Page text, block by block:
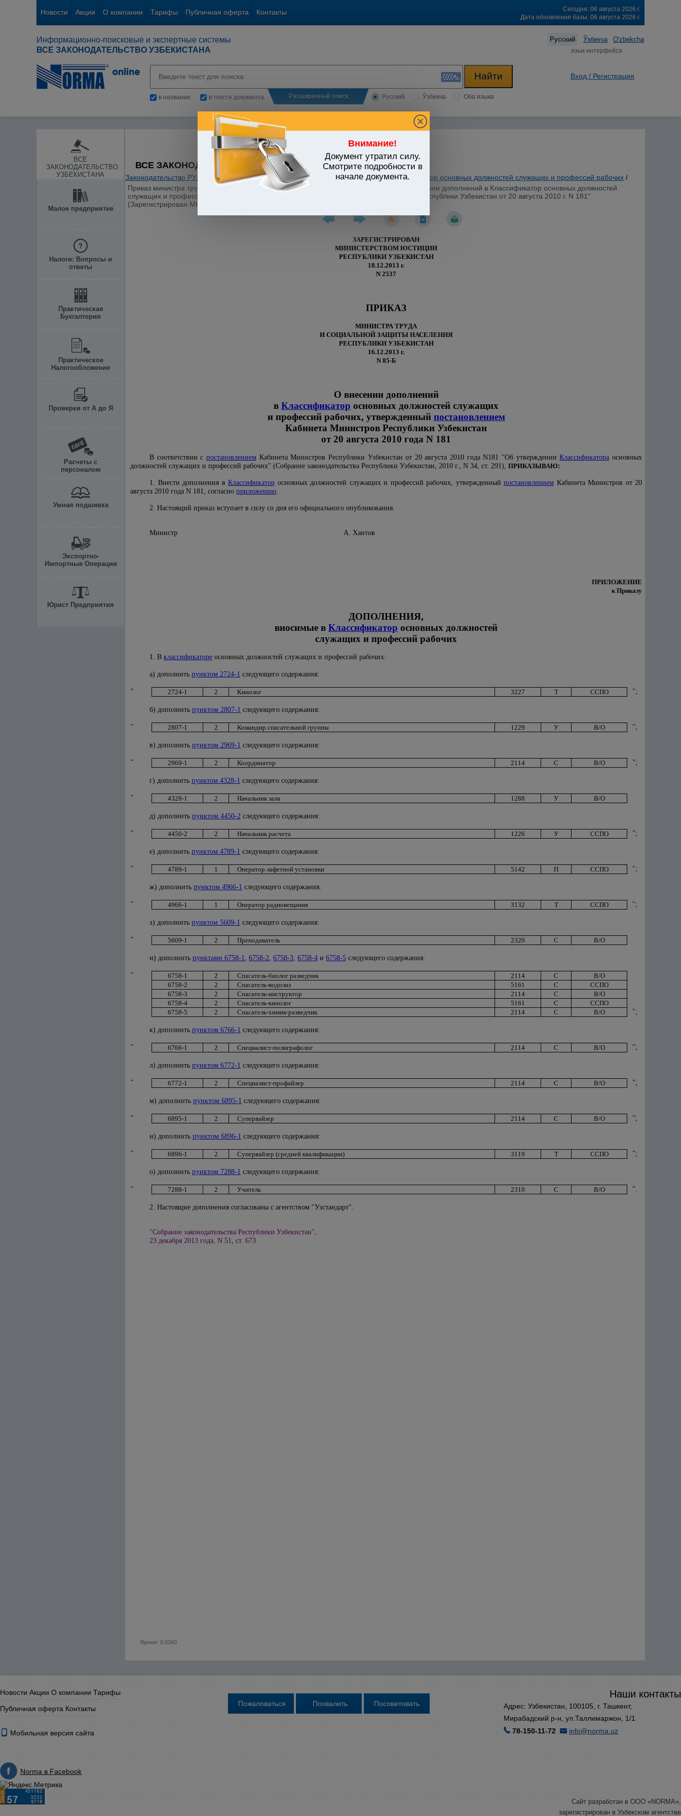
Новости Акции О компании Тарифы Публичная оферта Контакты
Сегодня: 06 августа 2026 г.
Дата обновления базы: 06 августа 2026 г.
Информационно-поисковые и экспертные системы
ВСЕ ЗАКОНОДАТЕЛЬСТВО УЗБЕКИСТАНА
Русский Ўзбекча O'zbekcha
язык интерфейса
в названии в тексте документа Расширенный поиск Русский Ўзбекча Оба языка
Вход / Регистрация
ВСЕ
ЗАКОНОДАТЕЛЬСТВО
УЗБЕКИСТАНА
Малое предприятие
Налоги: Вопросы и
ответы
Практическая
Бухгалтерия
Практическое
Налогообложение
Проверки от А до Я
Расчеты с
персоналом
Умная подшивка
Экспортно-
Импортные Операции
Юрист Предприятия
Внимание!
Документ утратил силу.
Смотрите подробности в
начале документа.
ВСЕ ЗАКОНОДАТЕЛЬСТВО УЗБЕКИСТАНА
Законодательство РУз Труд и занятость населения / Утратившие силу акты/ Классификатор основных должностей служащих и профессий рабочих /
Приказ министра труда и социальной защиты населения от 16.12.2013 г. N 85-Б "О внесении дополнений в Классификатор основных должностей
служащих и профессий рабочих, утвержденный постановлением Кабинета Министров Республики Узбекистан от 20 августа 2010 г. N 181"
(Зарегистрирован МЮ 18.12.2013 г. N 2537)
ЗАРЕГИСТРИРОВАН
МИНИСТЕРСТВОМ ЮСТИЦИИ
РЕСПУБЛИКИ УЗБЕКИСТАН
18.12.2013 г.
N 2537
ПРИКАЗ
МИНИСТРА ТРУДА
И СОЦИАЛЬНОЙ ЗАЩИТЫ НАСЕЛЕНИЯ
РЕСПУБЛИКИ УЗБЕКИСТАН
16.12.2013 г.
N 85-Б
О внесении дополнений
в Классификатор основных должностей служащих
и профессий рабочих, утвержденный постановлением
Кабинета Министров Республики Узбекистан
от 20 августа 2010 года N 181
В соответствии с постановлениемКабинета Министров Республики Узбекистан от 20 августа 2010 года N181 "Об утвержденииКлассификатора основных
должностей служащих и профессий рабочих" (Собрание законодательства Республики Узбекистан, 2010 г., N 34, ст. 291), ПРИКАЗЫВАЮ:
1. Внести дополнения в Классификатор основных должностей служащих и профессий рабочих, утвержденный постановлением Кабинета Министров от 20
августа 2010 года N 181, согласно приложению.
2. Настоящий приказ вступает в силу со дня его официального опубликования.
Министр А. Хаитов
ПРИЛОЖЕНИЕ
к Приказу
ДОПОЛНЕНИЯ,
вносимые в Классификатор основных должностей
служащих и профессий рабочих
1. В классификаторе основных должностей служащих и профессий рабочих:
а) дополнить пунктом 2724-1 следующего содержания:
" 2724-1 2 Кинолог 3227 Т ССПО ";
б) дополнить пунктом 2807-1 следующего содержания:
" 2807-1 2 Командир спасательной группы 1229 У В/О ";
в) дополнить пунктом 2969-1 следующего содержания:
" 2969-1 2 Координатор 2114 С В/О ";
г) дополнить пунктом 4328-1 следующего содержания:
" 4328-1 2 Начальник зала 1288 У В/О
д) дополнить пунктом 4450-2 следующего содержания:
" 4450-2 2 Начальник расчета 1226 У ССПО ";
е) дополнить пунктом 4789-1 следующего содержания:
" 4789-1 1 Оператор лафетной установки 5142 П ССПО ";
ж) дополнить пунктом 4966-1 следующего содержания:
" 4966-1 1 Оператор радиовещания 3132 Т ССПО ";
з) дополнить пунктом 5609-1 следующего содержания:
" 5609-1 2 Преподаватель 2320 С В/О
и) дополнить пунктами 6758-1, 6758-2, 6758-3, 6758-4 и 6758-5 следующего содержания:
" 6758-1 2 Спасатель-биолог разведчик 2114 С
В/О
6758-2
2 Спасатель-водолаз 5161 С
ССПО
6758-3
2 Спасатель-инструктор 2114 С
В/О
6758-4
2 Спасатель-кинолог 5161 С
ССПО
6758-5
2 Спасатель-химик-разведчик 2114 С В/О ";
к) дополнить пунктом 6766-1 следующего содержания:
" 6766-1 2 Специалист-полиграфолог 2114 С В/О ";
л) дополнить пунктом 6772-1 следующего содержания:
" 6772-1 2 Специалист-профайлер 2114 С В/О ";
м) дополнить пунктом 6895-1 следующего содержания:
" 6895-1 2 Супервайзер 2114 С В/О ";
н) дополнить пунктом 6896-1 следующего содержания:
" 6896-1 2 Супервайзер (средней квалификации) 3119 Т ССПО ";
о) дополнить пунктом 7288-1 следующего содержания:
" 7288-1 2 Учитель 2310 С В/О ".
2. Настоящие дополнения согласованы с агентством "Узстандарт".
"Собрание законодательства Республики Узбекистан",
23 декабря 2013 года, N 51, ст. 673
Время: 0.0060
Новости Акции О компании Тарифы
Публичная оферта Контакты
Наши контакты
Адрес: Узбекистан, 100105, г. Ташкент,
Мирабадский р-н, ул.Таллимаржон, 1/1
78-150-11-72
info@norma.uz
Мобильная версия сайта
Norma в Facebook
Сайт разработан в ООО «NORMA»,
зарегистрирован в Узбекском агентстве